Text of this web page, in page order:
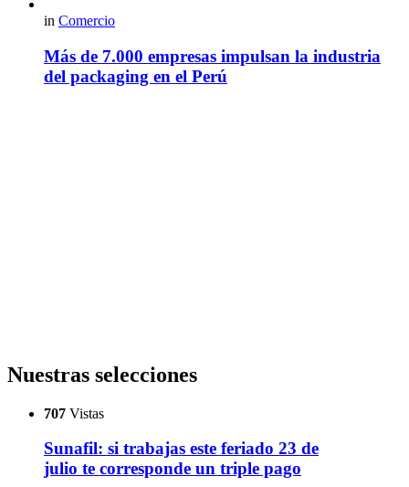
in Comercio
Más de 7.000 empresas impulsan la industria
del packaging en el Perú
Nuestras selecciones
707 Vistas
Sunafil: si trabajas este feriado 23 de
julio te corresponde un triple pago